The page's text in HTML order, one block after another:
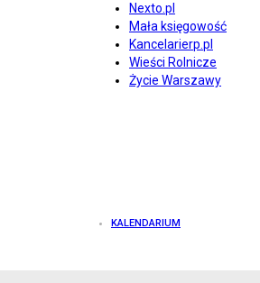
Nexto.pl
Mała księgowość
Kancelarierp.pl
Wieści Rolnicze
Życie Warszawy
KALENDARIUM